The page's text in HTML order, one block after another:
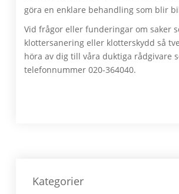
göra en enklare behandling som blir
Vid frågor eller funderingar om saker
klottersanering eller klotterskydd så
höra av dig till våra duktiga rådgivare
telefonnummer 020-364040.
sidofält
Kategorier